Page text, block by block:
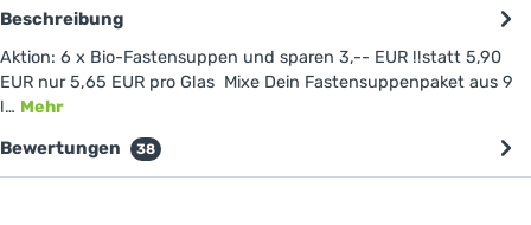
Beschreibung
Aktion: 6 x Bio-Fastensuppen und sparen 3,-- EUR !!statt 5,90
EUR nur 5,65 EUR pro Glas Mixe Dein Fastensuppenpaket aus 9
l… Mehr
Bewertungen 38